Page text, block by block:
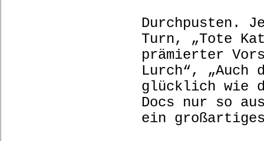
Durchpusten.
Turn, „Tote
prämierter
Lurch“, „Auch
glücklich wie
Docs nur so
ein